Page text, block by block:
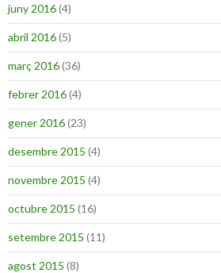
juny 2016(4)
abril 2016(5)
març 2016(36)
febrer 2016(4)
gener 2016(23)
desembre 2015 (4)
novembre 2015 (4)
octubre 2015 (16)
setembre 2015 (11)
agost 2015 (8)